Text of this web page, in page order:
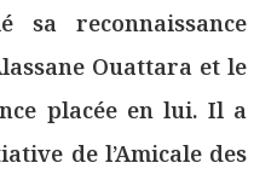
sa reconnaissance
Ouattara et le
placée en lui. Il a
de l’Amicale des